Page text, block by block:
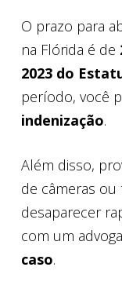
O prazo para
na Flórida é de
2023 do
período, você
indenização.
Além disso,
de câmeras
desaparecer
com um
caso.